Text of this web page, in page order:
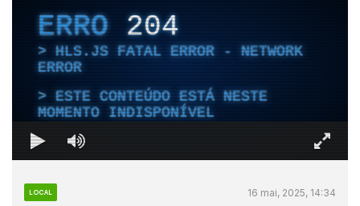
ERRO204
HLS.JS FATAL ERROR - NETWORK
ERROR
ESTE CONTEÚDO ESTÁ NESTE
MOMENTO INDISPONÍVEL
LOCAL 16 mai, 2025, 14:34